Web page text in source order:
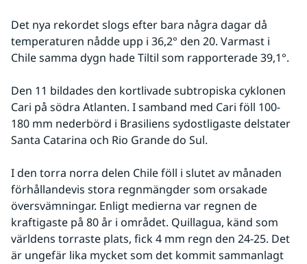
Det nya rekordet slogs efter bara några dagar då
temperaturen nådde upp i 36,2° den 20. Varmast i
Chile samma dygn hade Tiltil som rapporterade 39,1°.
Den 11 bildades den kortlivade subtropiska cyklonen
Cari på södra Atlanten. I samband med Cari föll 100-
180 mm nederbörd i Brasiliens sydostligaste delstater
Santa Catarina och Rio Grande do Sul.
I den torra norra delen Chile föll i slutet av månaden
förhållandevis stora regnmängder som orsakade
översvämningar. Enligt medierna var regnen de
kraftigaste på 80 år i området. Quillagua, känd som
världens torraste plats, fick 4 mm regn den 24-25. Det
är ungefär lika mycket som det kommit sammanlagt